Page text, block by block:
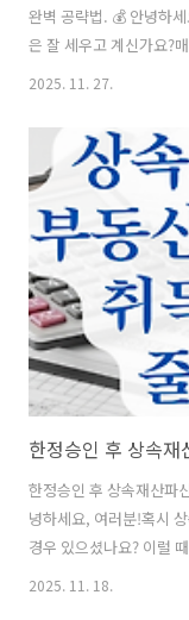
완벽 공략법. 💰 안녕하
은 잘 세우고 계신가요?
축은 선택이 아닌 필수입
해야세액공제 혜택을 '
니다. 걱정 마세요! 2025
워서'13월의 월급'을 두
해 드립니다. 지금 바로
2025. 11. 27.
한정승인 후 상속재산파
녕하세요, 여러분!혹시
경우 있으셨나요? 이럴
한정승인을 했더라도 취
2025. 11. 18.